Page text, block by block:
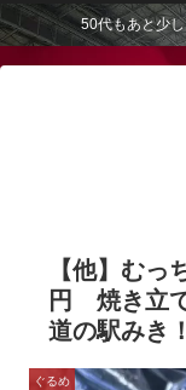
50代もあと少
【他】む
円 焼き立
道の駅みき
ぐるめ